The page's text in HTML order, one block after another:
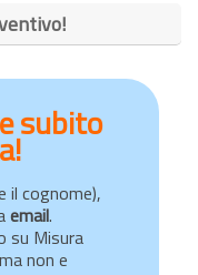
subito
il cognome),
email.
su Misura
non e